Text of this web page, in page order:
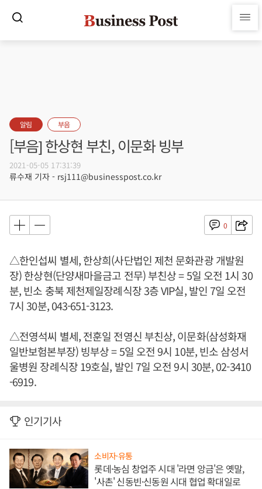
알림 부음
[부음] 한상현 부친, 이문화 빙부
2021-05-05 17:31:39
류수재 기자 - rsj111@businesspost.co.kr
0
△한인섭씨 별세, 한상희(사단법인 제천 문화관광 개발원
장) 한상현(단양새마을금고 전무) 부친상 = 5일 오전 1시 30
분, 빈소 충북 제천제일장례식장 3층 VIP실, 발인 7일 오전
7시 30분, 043-651-3123.
△전영석씨 별세, 전훈일 전영신 부친상, 이문화(삼성화재
일반보험본부장) 빙부상 = 5일 오전 9시 10분, 빈소 삼성서
울병원 장례식장 19호실, 발인 7일 오전 9시 30분, 02-3410
-6919.
인기기사
소비자·유통
롯데·농심 창업주 시대 '라면 앙금'은 옛말,
'사촌' 신동빈·신동원 시대 협업 확대일로